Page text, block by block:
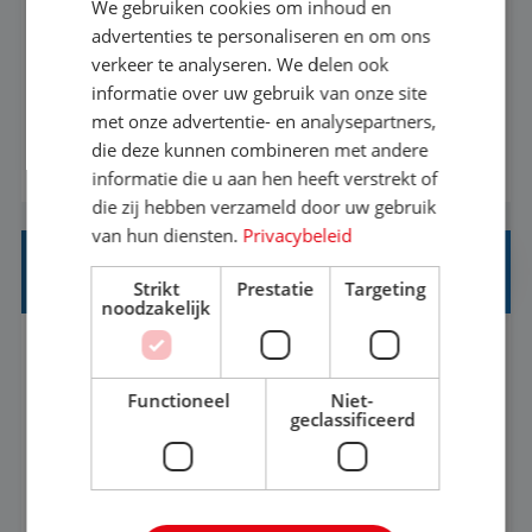
Met jouw ervaring in de reisbranche of
achtergrond in toerisme ben je klaar voor de
volgende stap. Vanaf je stoel reis je de hele
wereld over en speel je moeiteloos in op de
wensen van je team, je klant en wat er in de
reiswereld gebeurt. Met je enthousiasme weet je
klanten te overtuigen om die droomreis te
boeken! ...
BEKIJK VACATURE
REISADVISEUR ALLROUND
Aalsmeer, Noord-Holland, Nederland
33-36 uur
MBO
Een vakantie plannen is het leukste dat er is. Of
het nu voor jezelf is, of voor een ander: jij vindt
We gebruiken cookies om inhoud en
advertenties te personaliseren en om ons
verkeer te analyseren. We delen ook
informatie over uw gebruik van onze site
met onze advertentie- en analysepartners,
die deze kunnen combineren met andere
informatie die u aan hen heeft verstrekt of
die zij hebben verzameld door uw gebruik
van hun diensten. Privacybeleid
Strikt
noodzakelijk
Prestatie Targeting
Functioneel
Niet-
geclassificeerd